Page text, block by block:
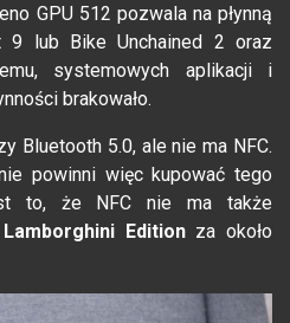
GPU 512 pozwala na płynną
9 lub Bike Unchained 2 oraz
systemowych aplikacji i
brakowało.
Bluetooth 5.0, ale nie ma NFC.
powinni więc kupować tego
to, że NFC nie ma także
Editionza około